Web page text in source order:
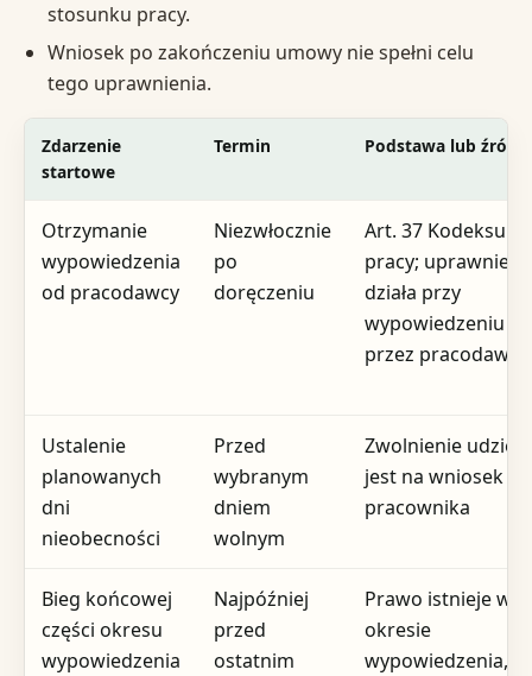
stosunku pracy.
Wniosek po zakończeniu umowy nie spełni celu
tego uprawnienia.
Zdarzenie
startowe
Termin Podstawa lub
Otrzymanie
wypowiedzenia
od pracodawcy
Niezwłocznie
po
doręczeniu
Art. 37 Kodeksu
pracy;
działa przy
wypowiedzeniu
przez pracodawcę
Ustalenie
planowanych
dni
nieobecności
Przed
wybranym
dniem
wolnym
Zwolnienie
jest na wniosek
pracownika
Bieg końcowej
części okresu
wypowiedzenia
Najpóźniej
przed
ostatnim
Prawo istnieje w
okresie
wypowiedzenia, a